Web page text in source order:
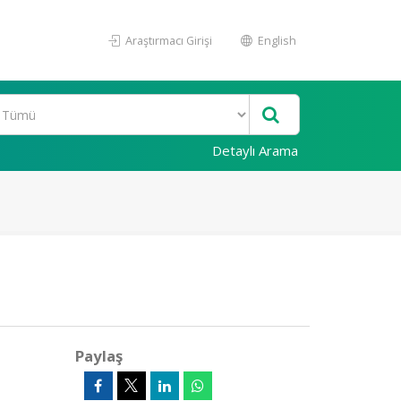
Araştırmacı Girişi English
Detaylı Arama
Paylaş